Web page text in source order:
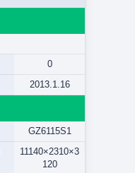
0
2013.1.16
GZ6115S1
11140×2310×3
120